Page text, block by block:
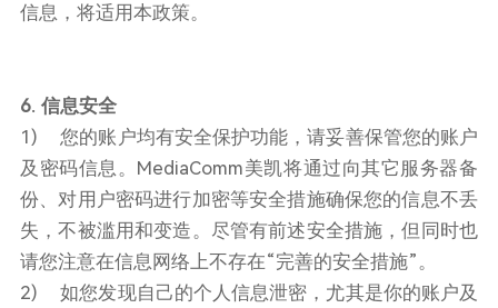
信息，将适用本政策。
6. 信息安全
1) 您的账户均有安全保护功能，请妥善保管您的账户
及密码信息。MediaComm美凯将通过向其它服务器备
份、对用户密码进行加密等安全措施确保您的信息不丢
失，不被滥用和变造。尽管有前述安全措施，但同时也
请您注意在信息网络上不存在“完善的安全措施”。
2) 如您发现自己的个人信息泄密，尤其是你的账户及